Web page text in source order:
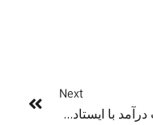
Next
کسب درآمد با ایستادن در صف کنسرت‌ها در سیدنی!